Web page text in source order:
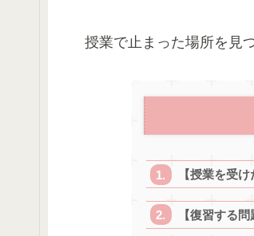
授業で止まった場所を見
【授業を受
【復習する